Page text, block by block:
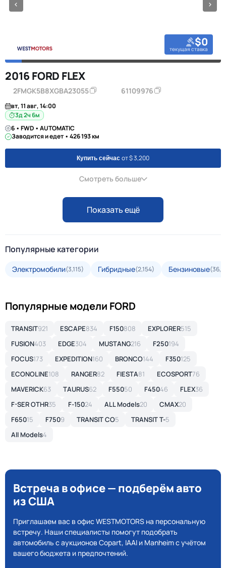
$0
текущая ставка
2016 FORD FLEX
2FMGK5B8XGBA23055 61109976
вт, 11 авг, 14:00
3д 2ч 6м
6 • FWD • AUTOMATIC
Заводится и едет • 426 193 км
Купить сейчас от $ 3,200
Смотреть больше
Показать ещё
Популярные категории
Электромобили(3,115) Гибридные(2,154) Бензиновые
Популярные модели FORD
TRANSIT921 ESCAPE834 F150808 EXPLORER515
FUSION403 EDGE304 MUSTANG216 F250194
FOCUS173 EXPEDITION160 BRONCO144 F350125
ECONOLINE108 RANGER82 FIESTA81 ECOSPORT76
MAVERICK63 TAURUS62 F55050 F45046 FLEX36
F-SER OTHR35 F-15024 ALL Models20 CMAX20
F65015 F7509 TRANSIT CO5 TRANSIT T-5
All Models4
Встреча в офисе — подберём авто
из США
Приглашаем вас в офис WESTMOTORS на персональную
встречу. Наши специалисты помогут подобрать
автомобиль с аукционов Copart, IAAI и Manheim с учётом
вашего бюджета и предпочтений.